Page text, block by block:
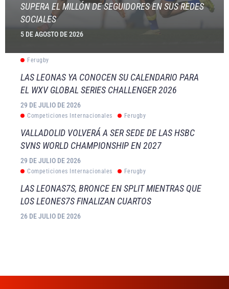
SUPERA EL MILLÓN DE SEGUIDORES EN SUS REDES
SOCIALES
5 DE AGOSTO DE 2026
Ferugby
LAS LEONAS YA CONOCEN SU CALENDARIO PARA
EL WXV GLOBAL SERIES CHALLENGER 2026
29 DE JULIO DE 2026
Competiciones Internacionales Ferugby
VALLADOLID VOLVERÁ A SER SEDE DE LAS HSBC
SVNS WORLD CHAMPIONSHIP EN 2027
29 DE JULIO DE 2026
Competiciones Internacionales Ferugby
LAS LEONAS7S, BRONCE EN SPLIT MIENTRAS QUE
LOS LEONES7S FINALIZAN CUARTOS
26 DE JULIO DE 2026